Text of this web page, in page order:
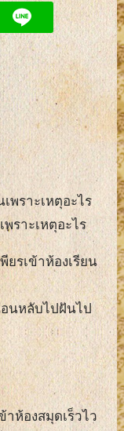
เพราะเหตุอะไร
ราะเหตุอะไร
ยรเข้าห้องเรียน
อนหลับไปฝันไป
าห้องสมุดเร็วไว